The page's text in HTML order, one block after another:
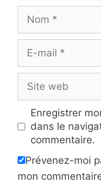
mail
web
Enregistrer
dans le
commentaire.
Prévenez-moi
mon